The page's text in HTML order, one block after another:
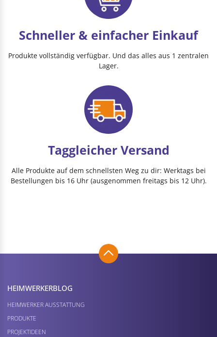
Schneller & einfacher Einkauf
Produkte vollständig verfügbar. Und das alles aus 1 zentralen
Lager.
Taggleicher Versand
Alle Produkte auf dem schnellsten Weg zu dir: Werktags bei
Bestellungen bis 16 Uhr (ausgenommen freitags bis 12 Uhr).
HEIMWERKER­BLOG
HEIMWERKER AUSSTATTUNG
PRODUKTE
PROJEKTIDEEN